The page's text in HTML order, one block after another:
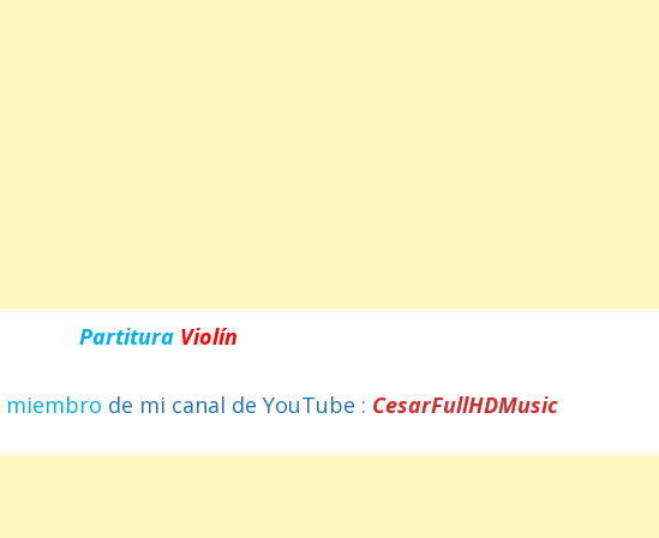
Partitura Violín
miembro de mi canal de YouTube : CesarFullHDMusic